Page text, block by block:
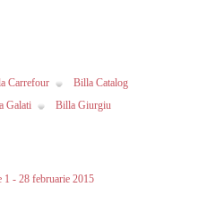
Carrefour
Billa Catalog
Galati
Billa Giurgiu
1 - 28 februarie 2015